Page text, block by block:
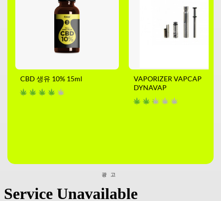
CBD 생유 10% 15ml
VAPORIZER VAPCAP
DYNAVAP
광고